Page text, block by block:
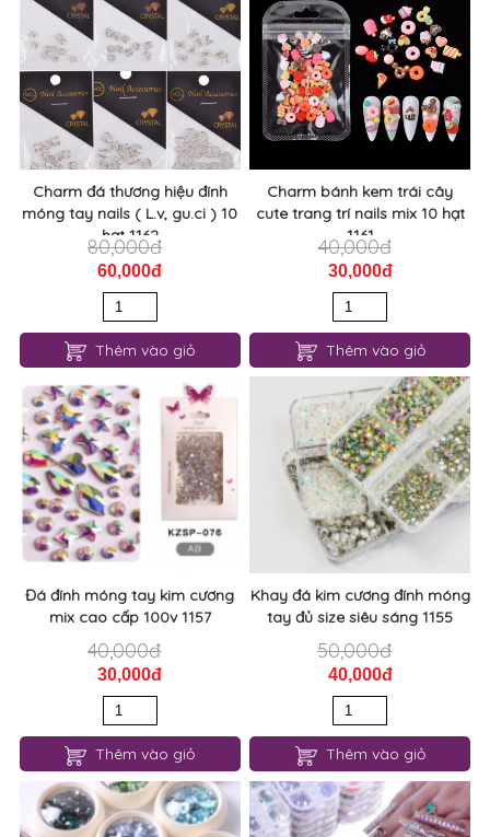
Charm đá thương hiệu đính
móng tay nails ( L.v, gu.ci ) 10
hạt 1162
80,000đ
60,000đ
Thêm vào giỏ
Charm bánh kem trái cây
cute trang trí nails mix 10 hạt
1161
40,000đ
30,000đ
Thêm vào giỏ
Đá đính móng tay kim cương
mix cao cấp 100v 1157
40,000đ
30,000đ
Thêm vào giỏ
Khay đá kim cương đính móng
tay đủ size siêu sáng 1155
50,000đ
40,000đ
Thêm vào giỏ